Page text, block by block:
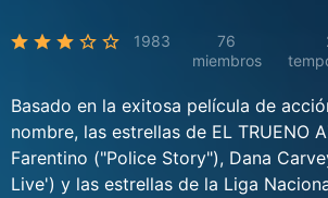
1983
76
miembros
Basado en la exitosa película de
nombre, las estrellas de EL TRUENO
Farentino ("Police Story"), Dana
Live') y las estrellas de la Liga